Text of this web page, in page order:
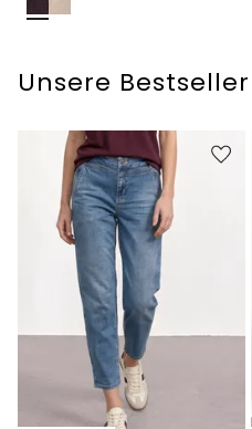
Unsere Bestseller